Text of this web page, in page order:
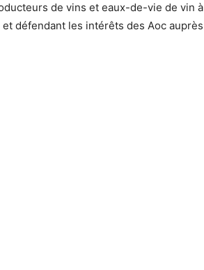
de vins et eaux-de-vie de vin à
défendant les intérêts des Aoc auprès